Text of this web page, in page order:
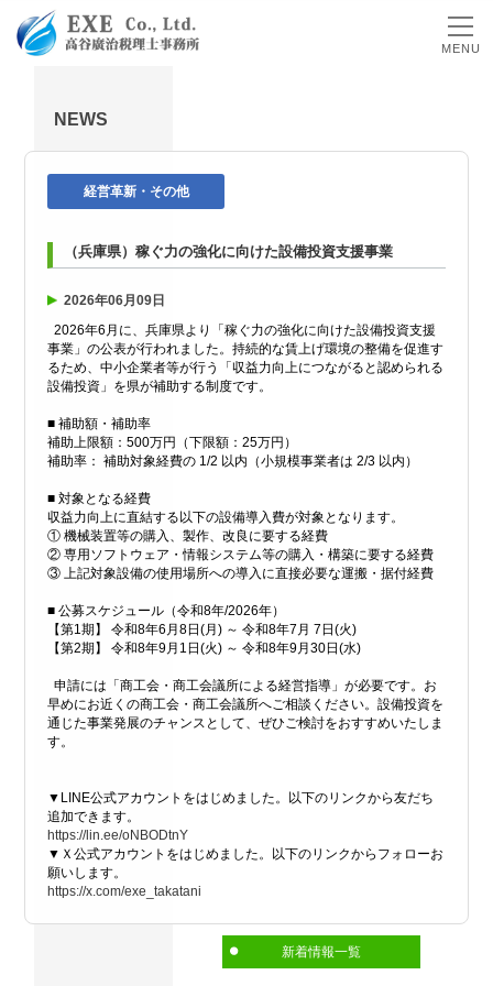
MENU
NEWS
経営革新・その他
（兵庫県）稼ぐ力の強化に向けた設備投資支援事業
2026年06月09日
2026年6月に、兵庫県より「稼ぐ力の強化に向けた設備投資支援
事業」の公表が行われました。持続的な賃上げ環境の整備を促進す
るため、中小企業者等が行う「収益力向上につながると認められる
設備投資」を県が補助する制度です。
■ 補助額・補助率
補助上限額：500万円（下限額：25万円）
補助率： 補助対象経費の 1/2 以内（小規模事業者は 2/3 以内）
■ 対象となる経費
収益力向上に直結する以下の設備導入費が対象となります。
① 機械装置等の購入、製作、改良に要する経費
② 専用ソフトウェア・情報システム等の購入・構築に要する経費
③ 上記対象設備の使用場所への導入に直接必要な運搬・据付経費
■ 公募スケジュール（令和8年/2026年）
【第1期】 令和8年6月8日(月) ～ 令和8年7月 7日(火)
【第2期】 令和8年9月1日(火) ～ 令和8年9月30日(水)
申請には「商工会・商工会議所による経営指導」が必要です。お
早めにお近くの商工会・商工会議所へご相談ください。設備投資を
通じた事業発展のチャンスとして、ぜひご検討をおすすめいたしま
す。
▼LINE公式アカウントをはじめました。以下のリンクから友だち
追加できます。
https://lin.ee/oNBODtnY
▼Ｘ公式アカウントをはじめました。以下のリンクからフォローお
願いします。
https://x.com/exe_takatani
新着情報一覧